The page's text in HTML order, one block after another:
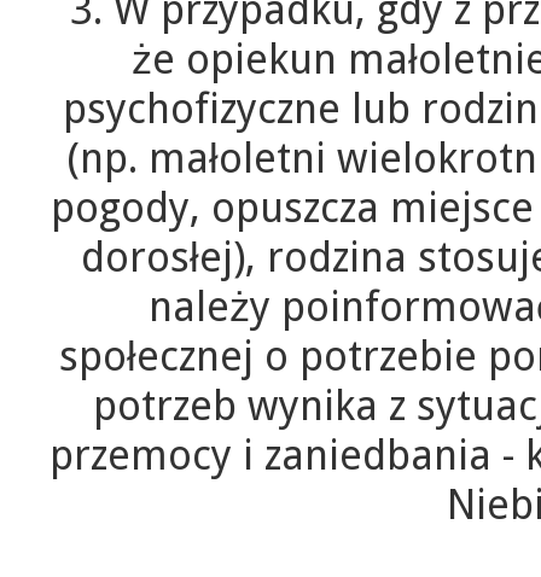
że opiekun
psychofizyczne lub
(np. małoletni
pogody, opuszcza
dorosłej), rodzina
należy
społecznej o potrzebie
potrzeb wynika z
przemocy i zaniedbania -